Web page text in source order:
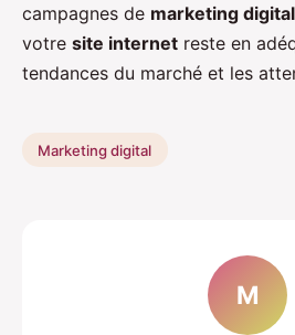
campagnes de marketing digital
votre site internet reste en
tendances du marché et les
Marketing digital
M